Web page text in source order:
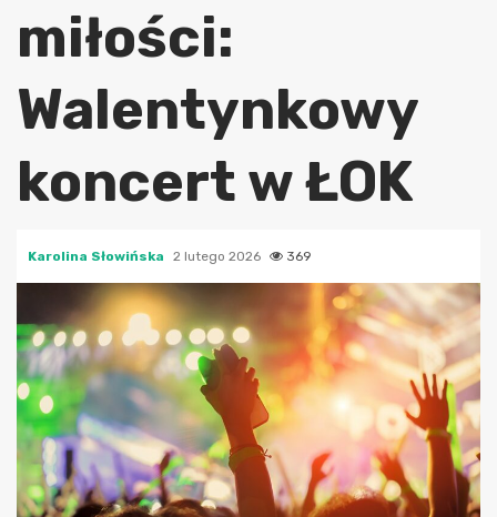
miłości:
Walentynkowy
koncert w ŁOK
Karolina Słowińska 2 lutego 2026 369